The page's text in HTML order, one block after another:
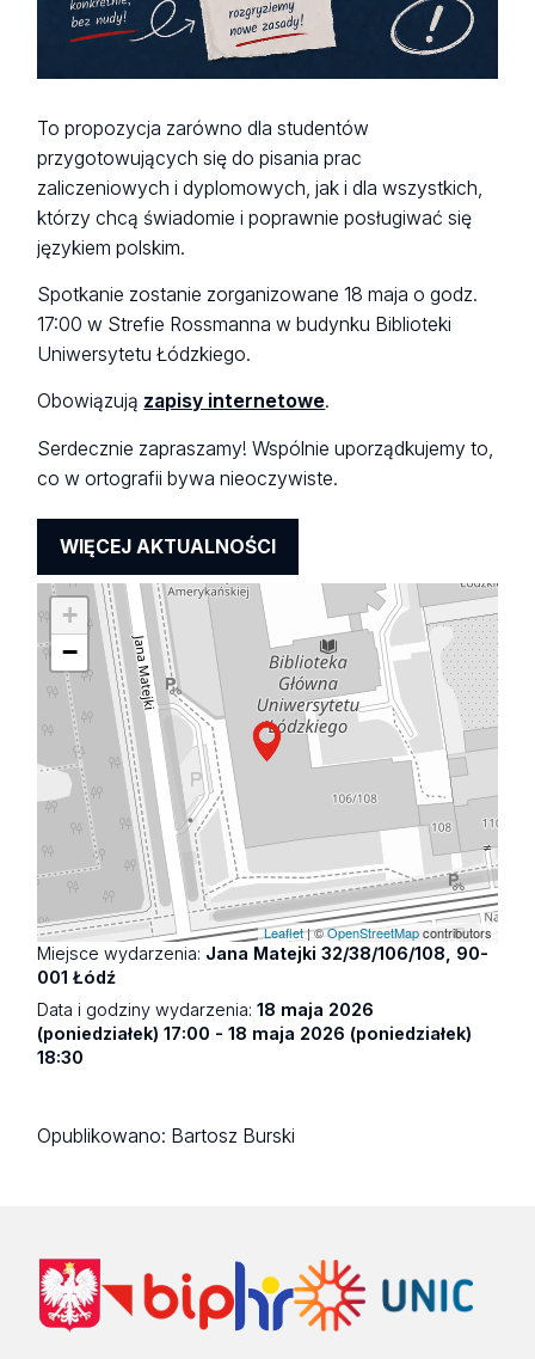
To propozycja zarówno dla studentów
przygotowujących się do pisania prac
zaliczeniowych i dyplomowych, jak i dla wszystkich,
którzy chcą świadomie i poprawnie posługiwać się
językiem polskim.
Spotkanie zostanie zorganizowane 18 maja o godz.
17:00 w Strefie Rossmanna w budynku Biblioteki
Uniwersytetu Łódzkiego.
Obowiązują zapisy internetowe.
Serdecznie zapraszamy! Wspólnie uporządkujemy to,
co w ortografii bywa nieoczywiste.
WIĘCEJ AKTUALNOŚCI
+
−
Leaflet| ©OpenStreetMapcontributors
Miejsce wydarzenia: Jana Matejki 32/38/106/108, 90-
001 Łódź
Data i godziny wydarzenia:18 maja 2026
(poniedziałek) 17:00 - 18 maja 2026 (poniedziałek)
18:30
Opublikowano: Bartosz Burski